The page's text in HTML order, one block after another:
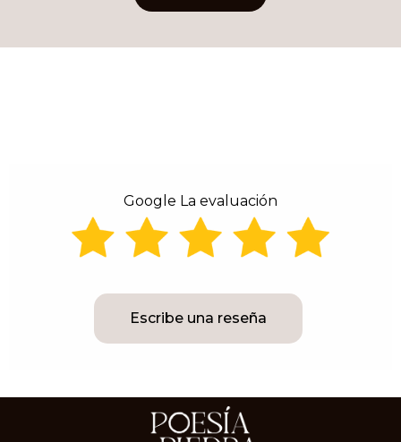
Google La evaluación
Escribe una reseña